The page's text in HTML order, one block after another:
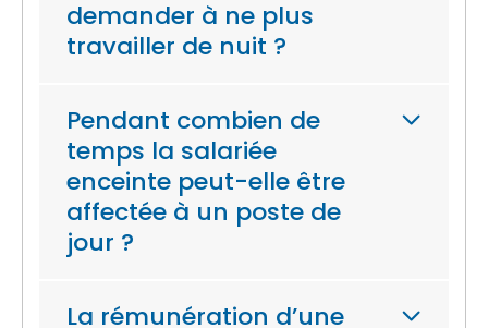
demander à ne plus
travailler de nuit ?
Pendant combien de
temps la salariée
enceinte peut-elle être
affectée à un poste de
jour ?
La rémunération d’une